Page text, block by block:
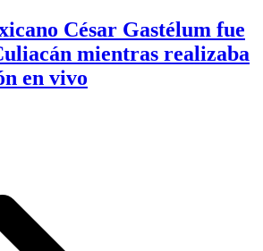
César Gastélum fue
mientras realizaba
en vivo